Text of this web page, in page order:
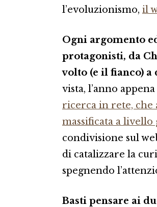
l’evoluzionismo, il
Ogni argomento
protagonisti, da
volto (e il fianco) a
vista, l’anno
ricerca in rete,
massificata a livello
condivisione sul
di catalizzare la
spegnendo
Basti pensare ai